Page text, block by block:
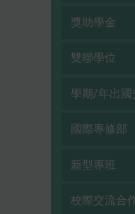
獎助學金
雙聯學位
學期/年出國
國際專修部
新型專班
校際交流合